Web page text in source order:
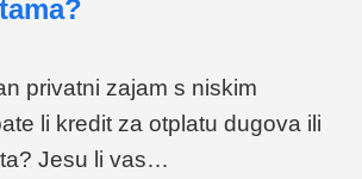
privatni zajam s niskim
li kredit za otplatu dugova ili
Jesu li vas…